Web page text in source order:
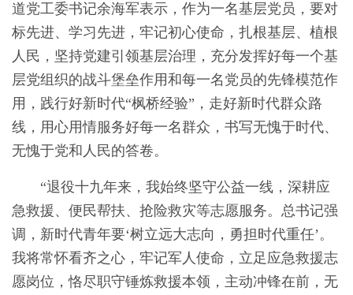
道党工委书记余海军表示，作为一名基层党员，要对
标先进、学习先进，牢记初心使命，扎根基层、植根
人民，坚持党建引领基层治理，充分发挥好每一个基
层党组织的战斗堡垒作用和每一名党员的先锋模范作
用，践行好新时代“枫桥经验”，走好新时代群众路
线，用心用情服务好每一名群众，书写无愧于时代、
无愧于党和人民的答卷。
“退役十九年来，我始终坚守公益一线，深耕应
急救援、便民帮扶、抢险救灾等志愿服务。总书记强
调，新时代青年要‘树立远大志向，勇担时代重任’。
我将常怀看齐之心，牢记军人使命，立足应急救援志
愿岗位，恪尽职守锤炼救援本领，主动冲锋在前，无